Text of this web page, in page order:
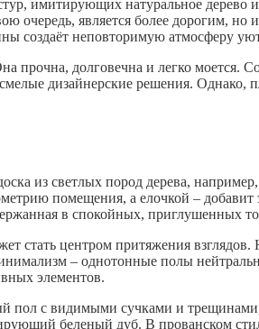
имитирующих натуральное дерево
очередь, является более дорогим, но
создаёт неповторимую атмосферу
прочна, долговечна и легко моется.
дизайнерские решения. Однако,
из светлых пород дерева,
помещения, а елочкой – добавит
в спокойных, приглушенных
стать центром притяжения
– однотонные полы
элементов.
пол с видимыми сучками и
беленый дуб. В прованском